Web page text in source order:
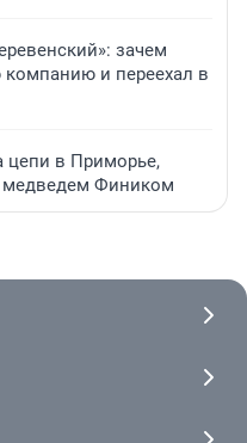
зачем
и переехал в
в Приморье,
медведем Фиником